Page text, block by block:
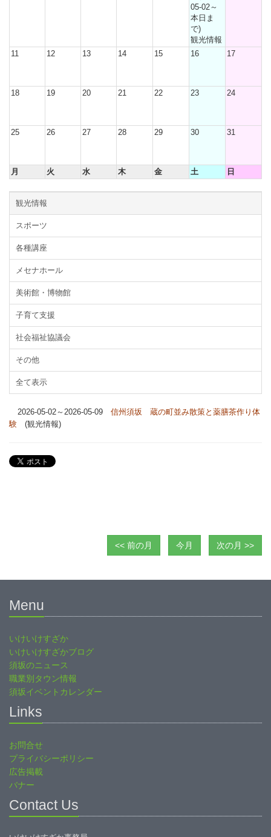
05-02～
本日ま
で)
観光情報
11 12 13 14 15 16 17
18 19 20 21 22 23 24
25 26 27 28 29 30 31
月 火 水 木 金 土 日
観光情報
スポーツ
各種講座
メセナホール
美術館・博物館
子育て支援
社会福祉協議会
その他
全て表示
2026-05-02～2026-05-09 信州須坂 蔵の町並み散策と薬膳茶作り体
験 (観光情報)
<< 前の月 今月 次の月 >>
Menu
いけいけすざか
いけいけすざかブログ
須坂のニュース
職業別タウン情報
須坂イベントカレンダー
Links
お問合せ
プライバシーポリシー
広告掲載
バナー
Contact Us